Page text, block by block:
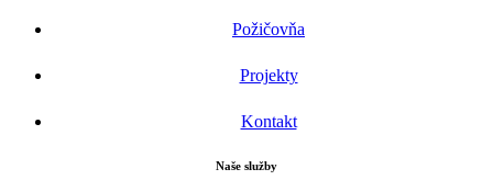
Požičovňa
Projekty
Kontakt
Naše služby